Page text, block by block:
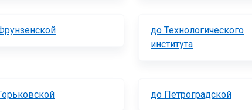
до Технологического
института
до Петроградской